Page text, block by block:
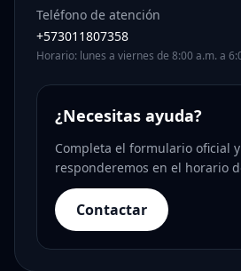
Teléfono de atención
+573011807358
Horario: lunes a viernes de 8:00 a.m. a
¿Necesitas ayuda?
Completa el formulario oficial
responderemos en el horario
Contactar